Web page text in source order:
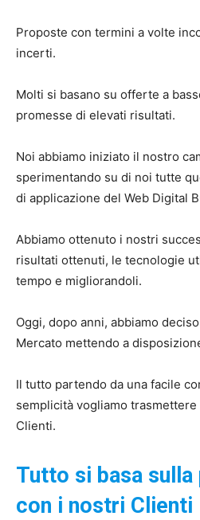
Proposte con termini a volte
incerti.
Molti si basano su offerte a
promesse di elevati risultati.
Noi abbiamo iniziato il nostro
sperimentando su di noi tutte
di applicazione del Web Digital
Abbiamo ottenuto i nostri
risultati ottenuti, le tecnologie
tempo e migliorandoli.
Oggi, dopo anni, abbiamo
Mercato mettendo a
Il tutto partendo da una facile
semplicità vogliamo
Clienti.
Tutto si basa
con i nostri Clienti